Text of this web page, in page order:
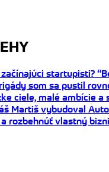
startupisti?
som sa pustil
ciele, malé ambície a
Martiš vybudoval
rozbehnúť vlastný